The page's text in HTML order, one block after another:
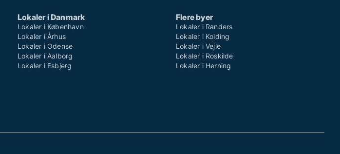
Lokaler i Danmark
Lokaler i København
Lokaler i Århus
Lokaler i Odense
Lokaler i Aalborg
Lokaler i Esbjerg
Flere byer
Lokaler i Randers
Lokaler i Kolding
Lokaler i Vejle
Lokaler i Roskilde
Lokaler i Herning